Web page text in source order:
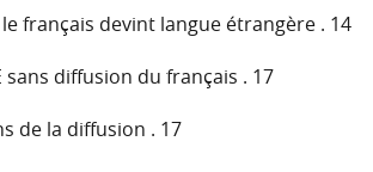
français devint langue étrangère . 14
sans diffusion du français . 17
de la diffusion . 17